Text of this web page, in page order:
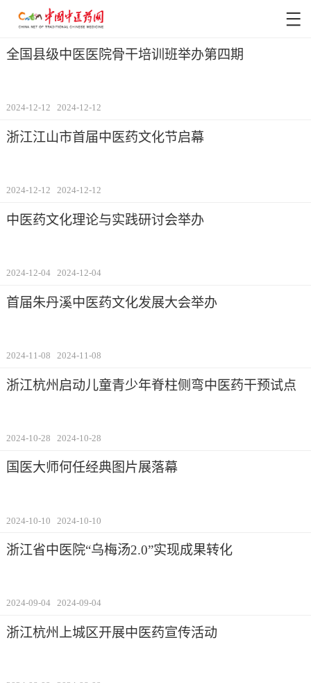
全国县级中医医院骨干培训班举办第四期
2024-12-12 2024-12-12
浙江江山市首届中医药文化节启幕
2024-12-12 2024-12-12
中医药文化理论与实践研讨会举办
2024-12-04 2024-12-04
首届朱丹溪中医药文化发展大会举办
2024-11-08 2024-11-08
浙江杭州启动儿童青少年脊柱侧弯中医药干预试点
2024-10-28 2024-10-28
国医大师何任经典图片展落幕
2024-10-10 2024-10-10
浙江省中医院“乌梅汤2.0”实现成果转化
2024-09-04 2024-09-04
浙江杭州上城区开展中医药宣传活动